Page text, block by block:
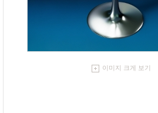
이미지 크게 보기